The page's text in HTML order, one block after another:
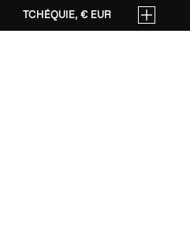
TCHÉQUIE, € EUR